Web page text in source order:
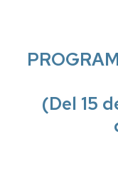
(Del 15